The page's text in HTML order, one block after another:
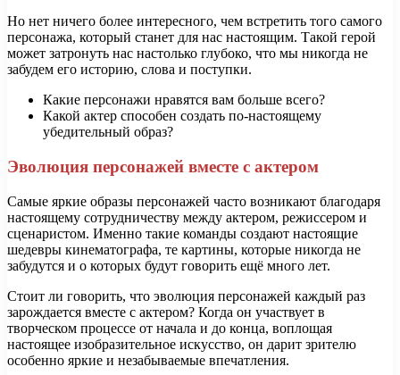
Но нет ничего более интересного, чем встретить того самого
персонажа, который станет для нас настоящим. Такой герой
может затронуть нас настолько глубоко, что мы никогда не
забудем его историю, слова и поступки.
Какие персонажи нравятся вам больше всего?
Какой актер способен создать по-настоящему
убедительный образ?
Эволюция персонажей вместе с актером
Самые яркие образы персонажей часто возникают благодаря
настоящему сотрудничеству между актером, режиссером и
сценаристом. Именно такие команды создают настоящие
шедевры кинематографа, те картины, которые никогда не
забудутся и о которых будут говорить ещё много лет.
Стоит ли говорить, что эволюция персонажей каждый раз
зарождается вместе с актером? Когда он участвует в
творческом процессе от начала и до конца, воплощая
настоящее изобразительное искусство, он дарит зрителю
особенно яркие и незабываемые впечатления.